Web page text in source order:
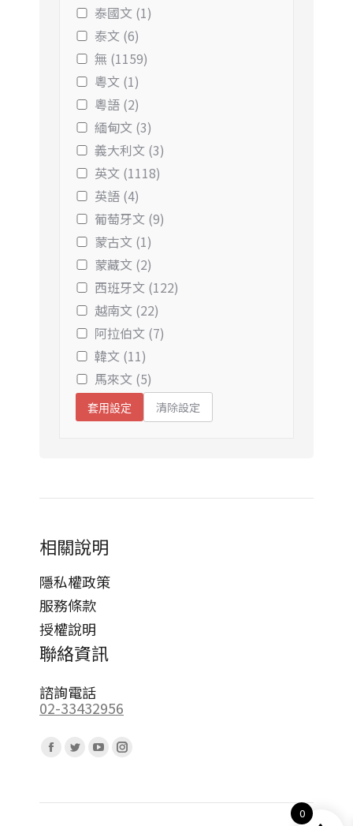
泰國文 (1)
泰文 (6)
無 (1159)
粵文 (1)
粵語 (2)
緬甸文 (3)
義大利文 (3)
英文 (1118)
英語 (4)
葡萄牙文 (9)
蒙古文 (1)
蒙藏文 (2)
西班牙文 (122)
越南文 (22)
阿拉伯文 (7)
韓文 (11)
馬來文 (5)
套用設定 清除設定
相關說明
隱私權政策
服務條款
授權說明
聯絡資訊
諮詢電話
02-33432956
Facebook
opens
Twitter
opens
YouTube
opens
Instagram
opens
0